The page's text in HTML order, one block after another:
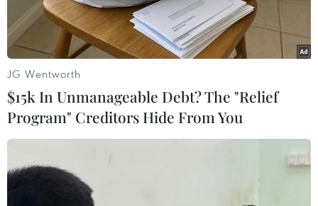
Một cô gái trẻ người Trung Quốc gần đây đã gây
JG Wentworth
$15k In Unmanageable Debt? The "Relief
Program" Creditors Hide From You